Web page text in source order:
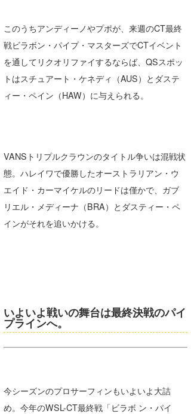
このうちアンディーノやプポが、来週のCT最終
戦ビラボン・パイプ・マスターズでCTイベント
を通してリクオリファイするならば、QSスポッ
トはスチュアート・ケネディ（AUS）とダステ
ィー・ペイン（HAW）に与えられる。
VANSトリプルクラウンのタイトル争いは混戦状
態。ハレイワで優勝したオーストラリアン・ウ
エイド・カーマイケルのリードは僅かで、ガブ
リエル・メディーナ（BRA）とダスティー・ペ
インがそれを追いかける。
いよいよ戦いの舞台は最終決戦のパイ
プラインへ。
今シーズンのプロサーフィンもいよいよ大詰
め。今年のWSL-CT最終戦「ビラボ ン・パイ